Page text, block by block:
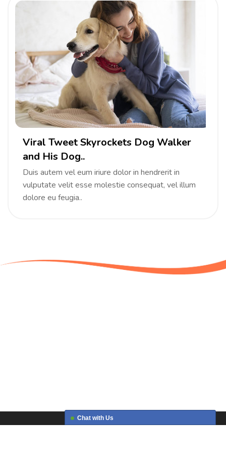
Viral Tweet Skyrockets Dog Walker
and His Dog..
Duis autem vel eum iriure dolor in hendrerit in
vulputate velit esse molestie consequat, vel illum
dolore eu feugia..
Chat with Us